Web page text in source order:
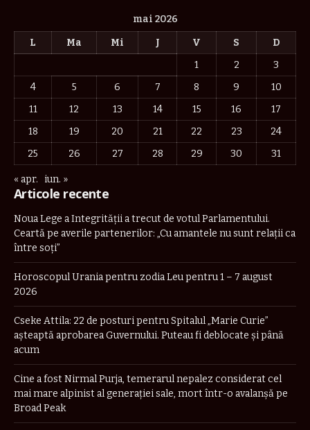
mai 2026
L
Ma Mi J V S
D
1
2
3
4
5 6 7 8 9
10
11
12 13 14 15 16
17
18
19 20 21 22 23
24
25
26 27 28 29 30 31
« apr. iun. »
Articole recente
Noua Lege a Integrității a trecut de votul Parlamentului.
Ceartă pe averile partenerilor: „Cu amantele nu sunt relații ca
între soți”
Horoscopul Urania pentru zodia Leu pentru 1 – 7 august
2026
Cseke Attila: 22 de posturi pentru Spitalul „Marie Curie”
așteaptă aprobarea Guvernului. Puteau fi deblocate și până
acum
Cine a fost Nirmal Purja, temerarul nepalez considerat cel
mai mare alpinist al generației sale, mort într-o avalanșă pe
Broad Peak